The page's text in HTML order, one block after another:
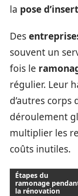
la pose d’insert
Des
souvent un
fois le
régulier. Leur
d’autres corps
déroulement
multiplier les
coûts inutiles.
Étapes du
ramonage
la rénovation